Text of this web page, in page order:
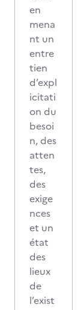
en
mena
nt un
entre
tien
d’expl
icitati
on du
besoi
n, des
atten
tes,
des
exige
nces
et un
état
des
lieux
de
l’exist